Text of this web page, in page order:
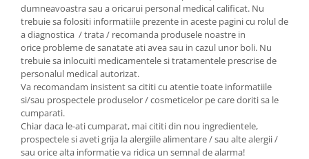
dumneavoastra sau a oricarui personal medical calificat. Nu
trebuie sa folositi informatiile prezente in aceste pagini cu rolul de
a diagnostica / trata / recomanda produsele noastre in
orice probleme de sanatate ati avea sau in cazul unor boli. Nu
trebuie sa inlocuiti medicamentele si tratamentele prescrise de
personalul medical autorizat.
Va recomandam insistent sa cititi cu atentie toate informatiile
si/sau prospectele produselor / cosmeticelor pe care doriti sa le
cumparati.
Chiar daca le-ati cumparat, mai cititi din nou ingredientele,
prospectele si aveti grija la alergiile alimentare / sau alte alergii /
sau orice alta informatie va ridica un semnal de alarma!